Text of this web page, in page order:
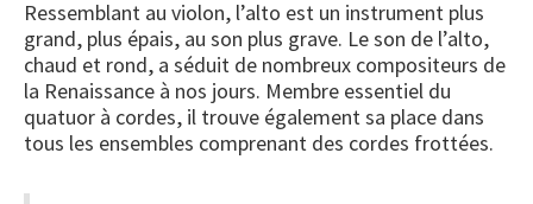
Ressemblant au violon, l’alto est un instrument plus
grand, plus épais, au son plus grave. Le son de l’alto,
chaud et rond, a séduit de nombreux compositeurs de
la Renaissance à nos jours. Membre essentiel du
quatuor à cordes, il trouve également sa place dans
tous les ensembles comprenant des cordes frottées.